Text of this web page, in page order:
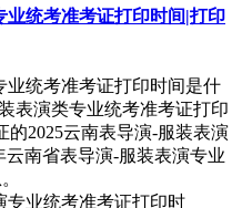
业统考准考证打印时间|打印
业统考准考证打印时间是什
表演类专业统考准考证打印
的2025云南表导演-服装表演
南省表导演-服装表演专业